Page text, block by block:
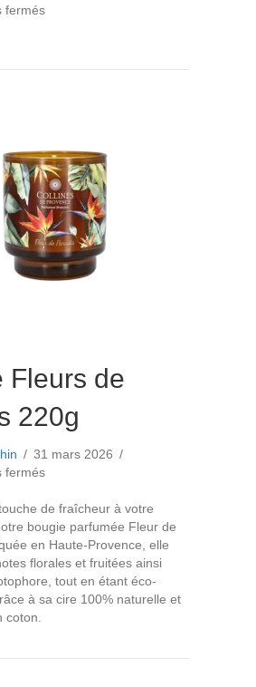
ferméssur
Bougie parfumée Golden Hour
Fleurs de
220g
/ 31 mars 2026 /
ferméssur
Fleurs
de
Paradis
220g
de fraîcheur à votre
bougie parfumée Fleur de
en Haute-Provence, elle
florales et fruitées ainsi
tout en étant éco-
à sa cire 100% naturelle et
coton.
Bougie Fleurs de Paradis 220g